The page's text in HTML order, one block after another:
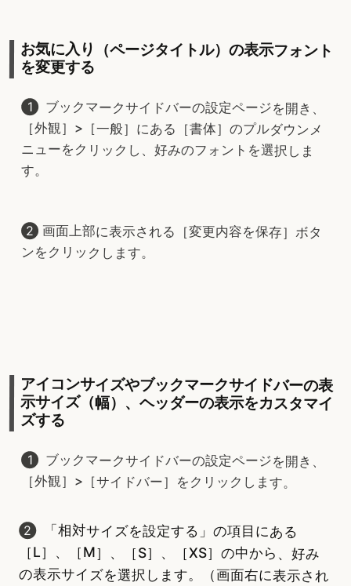
お気に入り（ページタイトル）の表示フォント
を変更する
ブックマークサイドバーの設定ページを開き、
［外観］>［一般］にある［書体］のプルダウンメ
ニューをクリックし、好みのフォントを選択しま
す。
画面上部に表示される［変更内容を保存］ボタ
ンをクリックします。
アイコンサイズやブックマークサイドバーの表
示サイズ（幅）、ヘッダーの表示をカスタマイ
ズする
ブックマークサイドバーの設定ページを開き、
［外観］>［サイドバー］をクリックします。
「相対サイズを設定する」の項目にある
［L］、［M］、［S］、［XS］の中から、好み
の表示サイズを選択します。（画面右に表示され